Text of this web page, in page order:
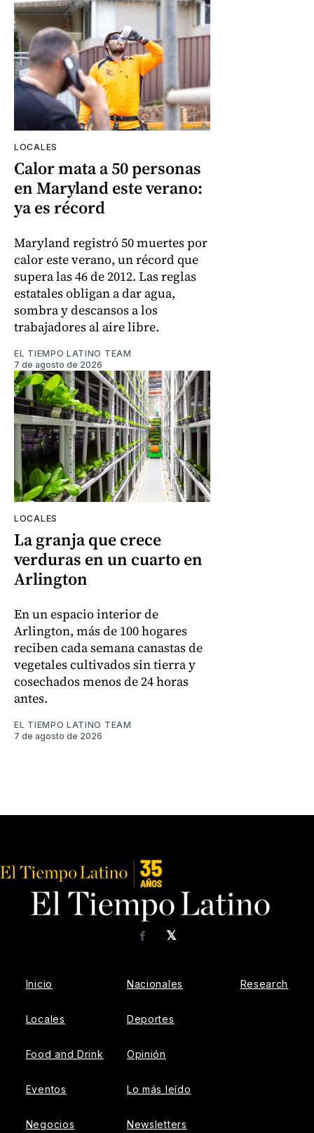
LOCALES
Calor mata a 50 personas
en Maryland este verano:
ya es récord
Maryland registró 50 muertes por
calor este verano, un récord que
supera las 46 de 2012. Las reglas
estatales obligan a dar agua,
sombra y descansos a los
trabajadores al aire libre.
EL TIEMPO LATINO TEAM
7 de agosto de 2026
LOCALES
La granja que crece
verduras en un cuarto en
Arlington
En un espacio interior de
Arlington, más de 100 hogares
reciben cada semana canastas de
vegetales cultivados sin tierra y
cosechados menos de 24 horas
antes.
EL TIEMPO LATINO TEAM
7 de agosto de 2026
𝕏
Facebook
Inicio
Locales
Food and Drink
Eventos
Negocios
Nacionales
Deportes
Opinión
Lo más leído
Newsletters
Research